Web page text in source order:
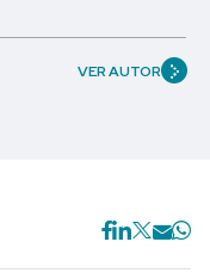
VER AUTOR